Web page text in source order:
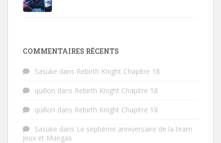
COMMENTAIRES RÉCENTS
Sasuke dans Rebirth Knight Chapitre 18
quillon dans Rebirth Knight Chapitre 18
quillon dans Rebirth Knight Chapitre 18
Sasuke dans Le septième anniversaire de la team
Jeux et Mangas